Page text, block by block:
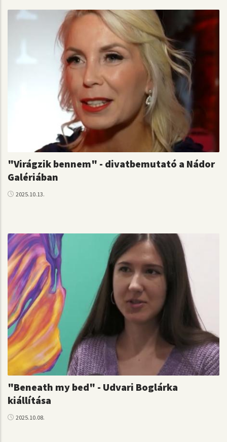
"Virágzik bennem" - divatbemutató a Nádor
Galériában
2025.10.13.
"Beneath my bed" - Udvari Boglárka
kiállítása
2025.10.08.